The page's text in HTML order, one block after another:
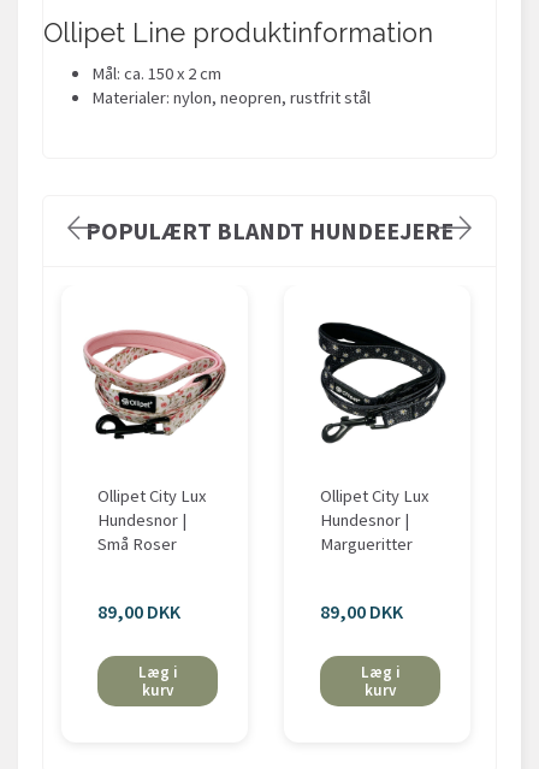
Ollipet Line produktinformation
Mål: ca. 150 x 2 cm
Materialer: nylon, neopren, rustfrit stål
POPULÆRT BLANDT HUNDEEJERE
Ollipet City Lux
Hundesnor |
Små Roser
89,00 DKK
Læg i
kurv
Ollipet City Lux
Hundesnor |
Margueritter
89,00 DKK
Læg i
kurv